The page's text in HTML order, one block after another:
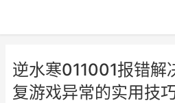
逆水寒011001报错解
复游戏异常的实用技